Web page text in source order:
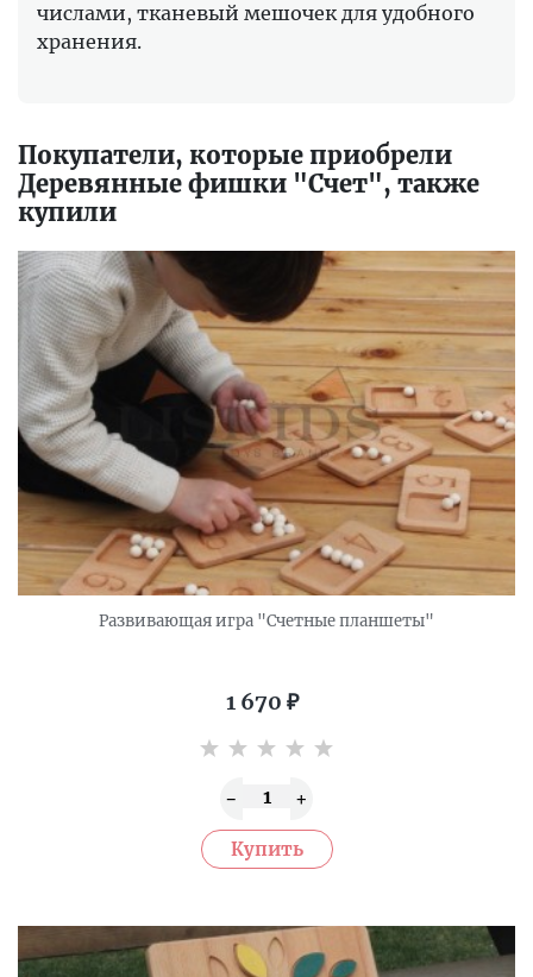
числами, тканевый мешочек для удобного
хранения.
Покупатели, которые приобрели
Деревянные фишки "Счет", также
купили
Развивающая игра "Счетные планшеты"
1 670 ₽